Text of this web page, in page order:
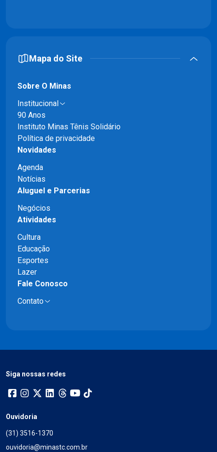
Mapa do Site
Sobre O Minas
Institucional
90 Anos
Instituto Minas Tênis Solidário
Política de privacidade
Novidades
Agenda
Notícias
Aluguel e Parcerias
Negócios
Atividades
Cultura
Educação
Esportes
Lazer
Fale Conosco
Contato
Siga nossas redes
Ouvidoria
(31) 3516-1370
ouvidoria@minastc.com.br